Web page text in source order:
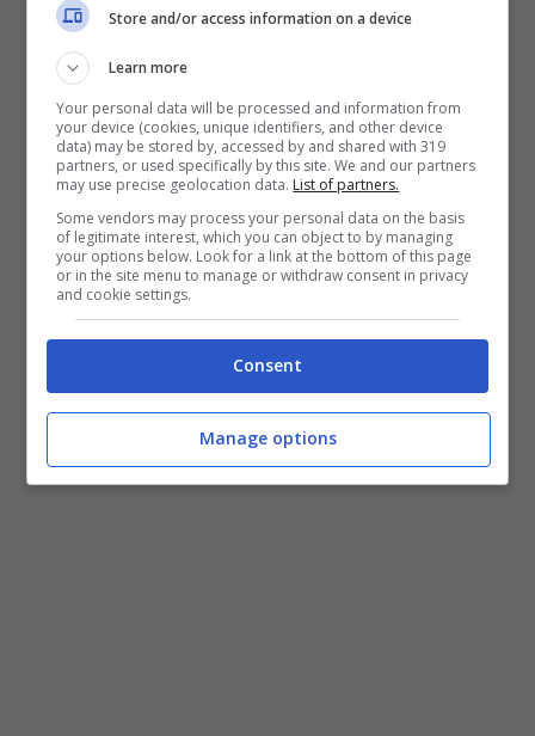
Kucka. Quando sembra tutto finito per
l’Inter ma i nerazzurri accorciano le
distanze con Brozovic: il croato segna dal
limite dell’area al 64′ liberato al tiro da un
tocco di Barella. La rimonta si completa nel
recupero, grazie alle rete di Perisic: il
croato anticipa Inglese e devia di testa su
calcio piazzato dalla sinistra.Il risultato
Store and/or access information on a device
Learn more
Your personal data will be processed and information from
your device (cookies, unique identifiers, and other device
data) may be stored by, accessed by and shared with 319
partners, or used specifically by this site. We and our partners
may use precise geolocation data. List of partners.
Some vendors may process your personal data on the basis
of legitimate interest, which you can object to by managing
your options below. Look for a link at the bottom of this page
or in the site menu to manage or withdraw consent in privacy
and cookie settings.
Consent
Manage options